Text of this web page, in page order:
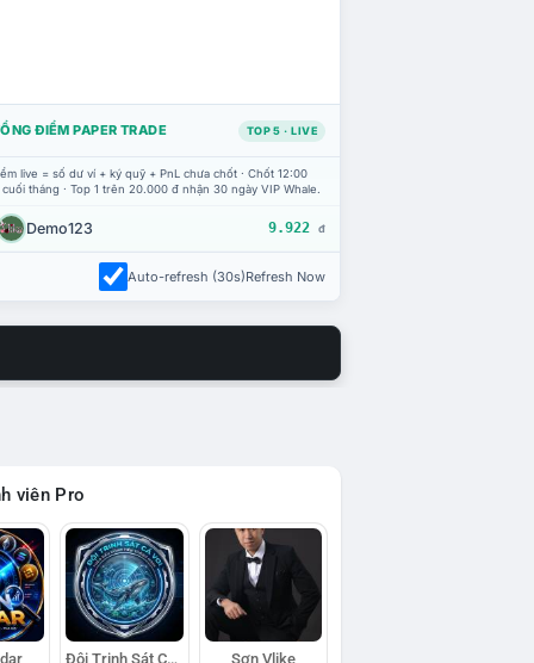
ĐIỂM PAPER TRADE TOP 5 · LIVE
live = số dư ví + ký quỹ + PnL chưa chốt · Chốt 12:00
tháng · Top 1 trên 20.000 đ nhận 30 ngày VIP Whale.
Demo123 9.922 đ
Auto-refresh (30s)Refresh Now
viên Pro
Đội Trinh Sát Cá Voi Sơn Vlike